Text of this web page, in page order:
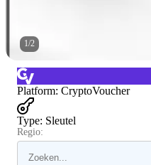
1/2
Platform: CryptoVoucher
Type: Sleutel
Regio: